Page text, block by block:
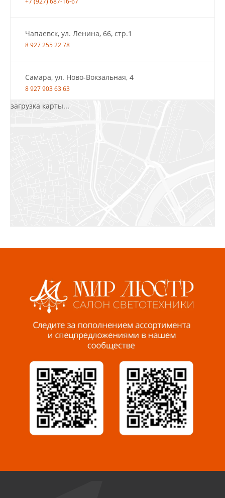
Чапаевск, ул. Ленина, 66, стр.1
8 927 255 22 78
Самара, ул. Ново-Вокзальная, 4
8 927 903 63 63
Пенза, ул. Пролетарская, 61 ТЦ "Стройбери"
Миасс, ул. Романенко, 95
8 922 500 30 39
Сызрань, ул. Декабристов, 1А
8 927 009 54 63
Саратов, ул. Танкистов, 37 (БЦ «Дикомп»)
загрузка карты...